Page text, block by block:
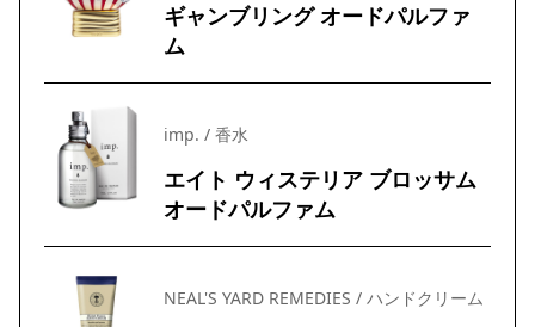
ギャンブリング オードパルファ
ム
imp. / 香水
エイト ウィステリア ブロッサム
オードパルファム
NEAL'S YARD REMEDIES / ハンドクリーム